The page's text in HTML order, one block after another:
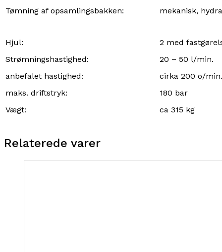
Tømning af opsamlingsbakken:
mekanisk,
Hjul:
2 med
Strømningshastighed:
20 – 50 l/min.
anbefalet hastighed:
cirka 200 o/min.
maks. driftstryk:
180 bar
Vægt:
ca 315 kg
Relaterede varer